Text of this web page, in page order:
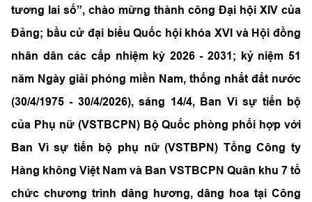
tương lai số”, chào mừng thành công Đại hội XIV của
Đảng; bầu cử đại biểu Quốc hội khóa XVI và Hội đồng
nhân dân các cấp nhiệm kỳ 2026 - 2031; kỷ niệm 51
năm Ngày giải phóng miền Nam, thống nhất đất nước
(30/4/1975 - 30/4/2026), sáng 14/4, Ban Vì sự tiến bộ
của Phụ nữ (VSTBCPN) Bộ Quốc phòng phối hợp với
Ban Vì sự tiến bộ phụ nữ (VSTBPN) Tổng Công ty
Hàng không Việt Nam và Ban VSTBCPN Quân khu 7 tổ
chức chương trình dâng hương, dâng hoa tại Công